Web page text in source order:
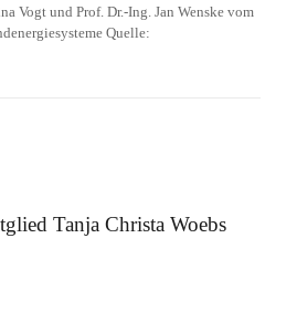
Vogt und Prof. Dr.-Ing. Jan Wenske vom
Quelle:
Tanja Christa Woebs